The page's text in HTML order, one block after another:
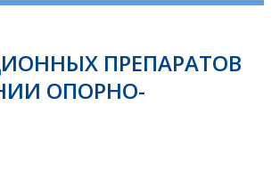
ПРЕПАРАТОВ
ОПОРНО-